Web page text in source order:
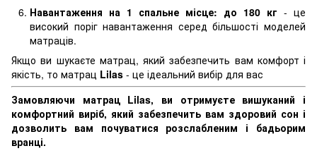
Навантаження на 1 спальне місце: до 180 кг - це
високий поріг навантаження серед більшості моделей
матраців.
Якщо ви шукаєте матрац, який забезпечить вам комфорт і
якість, то матрац Lilas - це ідеальний вибір для вас
Замовляючи матрац Lilas, ви отримуєте вишуканий і
комфортний виріб, який забезпечить вам здоровий сон і
дозволить вам почуватися розслабленим і бадьорим
вранці.